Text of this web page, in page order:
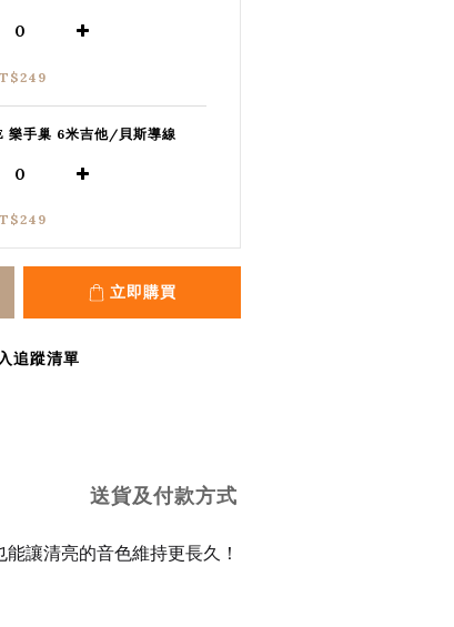
樂手巢 6米吉他/貝斯導線
立即購買
追蹤清單
送貨及付款方式
讓清亮的音色維持更長久！